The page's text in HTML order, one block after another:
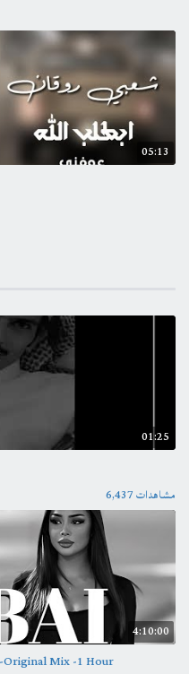
05:13
01:25
6,437 مشاهدات
4:10:00
Original Mix -1 Hour